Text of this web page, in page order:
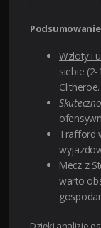
Wzloty i
siebie
Clitheroe.
Trafford
Mecz z
warto